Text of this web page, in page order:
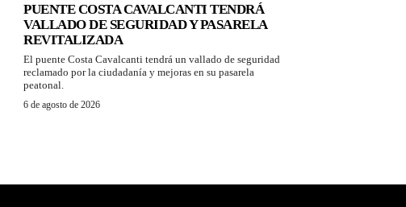
PUENTE COSTA CAVALCANTI TENDRÁ
VALLADO DE SEGURIDAD Y PASARELA
REVITALIZADA
El puente Costa Cavalcanti tendrá un vallado de seguridad
reclamado por la ciudadanía y mejoras en su pasarela
peatonal.
6 de agosto de 2026